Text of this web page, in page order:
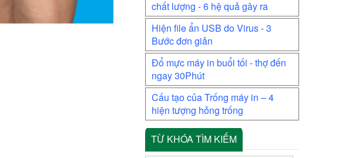
chất lượng - 6 hệ quả gây ra
Hiện file ẩn USB do Virus - 3
Bước đơn giản
Đổ mực máy in buổi tối - thợ đến
ngay 30Phút
Cấu tạo của Trống máy in – 4
hiện tượng hỏng trống
TỪ KHÓA TÌM KIẾM